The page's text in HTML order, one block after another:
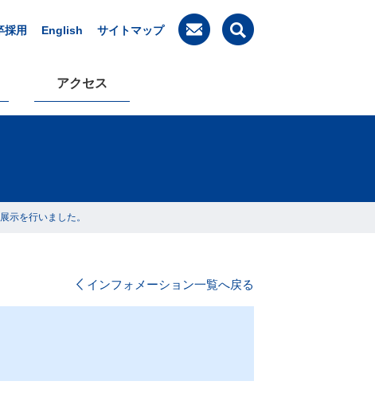
採用 English サイトマップ
アクセス
示を行いました。
インフォメーション一覧へ戻る